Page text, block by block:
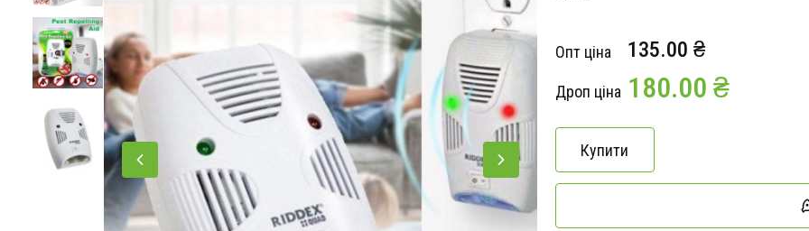
Опт ціна 135.00 ₴
Дроп ціна 180.00 ₴
Купити